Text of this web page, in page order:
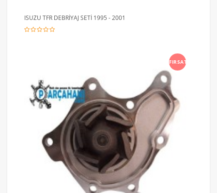
ISUZU TFR DEBRİYAJ SETİ 1995 - 2001
FIRSAT